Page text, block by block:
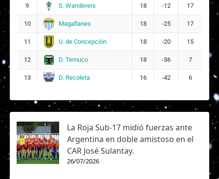
9 S. Wanderers 18 -12 17
10 Magallanes 18 -25 17
11 U. de Concepción 18 -20 15
12 D. Temuco 18 -36 7
13 D. Recoleta 16 -42 6
La Roja Sub-17 midió fuerzas ante
Argentina en doble amistoso en el
CAR José Sulantay.
26/07/2026